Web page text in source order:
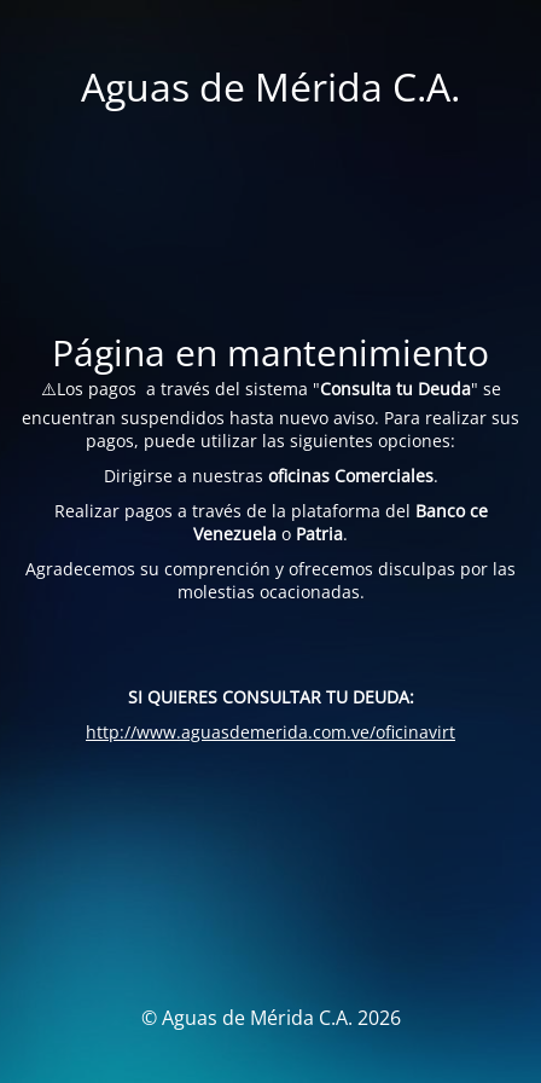
Aguas de Mérida C.A.
Página en mantenimiento
⚠️Los pagos a través del sistema "Consulta tu Deuda" se
encuentran suspendidos hasta nuevo aviso. Para realizar sus
pagos, puede utilizar las siguientes opciones:
Dirigirse a nuestras oficinas Comerciales.
Realizar pagos a través de la plataforma del Banco ce
Venezuela o Patria.
Agradecemos su comprención y ofrecemos disculpas por las
molestias ocacionadas.
SI QUIERES CONSULTAR TU DEUDA:
http://www.aguasdemerida.com.ve/oficinavirt
© Aguas de Mérida C.A. 2026